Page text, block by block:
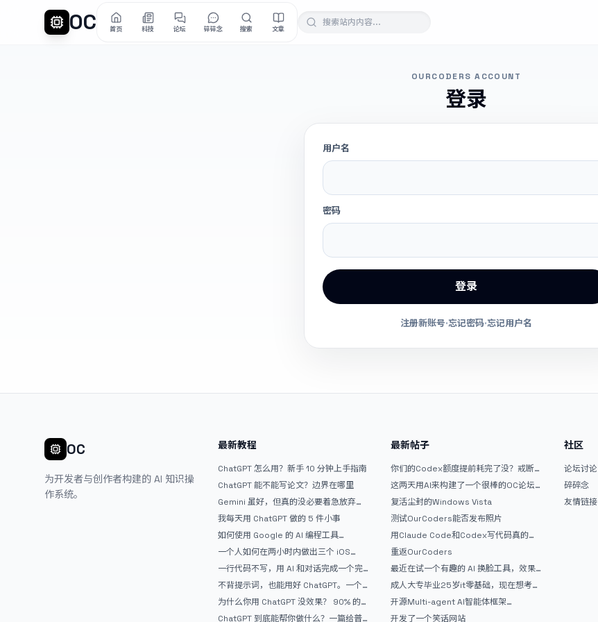
OC 首页 科技 论坛 碎碎念 搜索 文章
OURCODERS ACCOUNT
登录
用户名
密码
登录
注册新账号·忘记密码·忘记用户名
OC
为开发者与创作者构建的 AI 知识操
作系统。
最新教程
ChatGPT 怎么用？新手 10 分钟上手指南
ChatGPT 能不能写论文？边界在哪里
Gemini 虽好，但真的没必要着急放弃
ChatGPT
我每天用 ChatGPT 做的 5 件小事
如何使用 Google 的 AI 编程工具
AntiGravity：独立开发者的新时代武器
一个人如何在两小时内做出三个 iOS
APP？｜AntiGravity + Gemini 3 实战完
整记录
一行代码不写，用 AI 和对话完成一个完
整网站：《图书天堂》实战记录
不背提示词，也能用好 ChatGPT。一个
万能提问模板
为什么你用 ChatGPT 没效果？ 90% 的
人第一步就问错了
ChatGPT 到底能帮你做什么？一篇给普
最新帖子
你们的Codex额度提前耗完了没？戒断
反应如何？
这两天用AI来构建了一个很棒的OC论坛
精华区
复活尘封的Windows Vista
测试OurCoders能否发布照片
用Claude Code和Codex写代码真的
爽，但是App怎么挣钱还是很难啊
重返OurCoders
最近在试一个有趣的 AI 换脸工具，效果
挺不错
成人大专毕业25岁it零基础，现在想考软
件设计师，有什么好的建议吗，谢谢！
开源Multi-agent AI智能体框架
aevatar.ai，欢迎大家贡献代码
开发了一个笑话网站
社区
论坛讨论
碎碎念
友情链接